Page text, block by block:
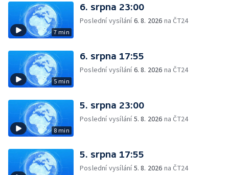
7 min
6. srpna 23:00
Poslední vysílání6. 8. 2026 na ČT24
5 min
6. srpna 17:55
Poslední vysílání6. 8. 2026 na ČT24
8 min
5. srpna 23:00
Poslední vysílání5. 8. 2026 na ČT24
5. srpna 17:55
Poslední vysílání5. 8. 2026 na ČT24